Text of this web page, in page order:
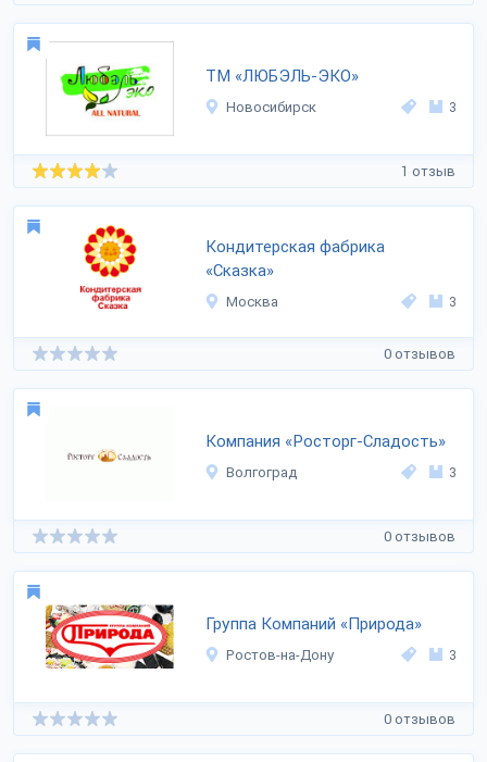
ТМ «ЛЮБЭЛЬ-ЭКО»
Новосибирск 3
1 отзыв
Кондитерская фабрика
«Сказка»
Москва 3
0 отзывов
Компания «Росторг-Сладость»
Волгоград 3
0 отзывов
Группа Компаний «Природа»
Ростов-на-Дону 3
0 отзывов